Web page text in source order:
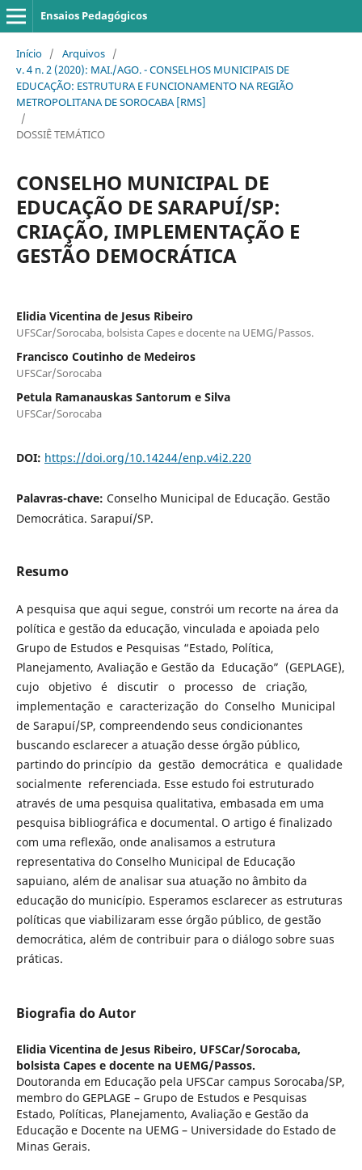
Ensaios Pedagógicos
Início / Arquivos /
v. 4 n. 2 (2020): MAI./AGO. - CONSELHOS MUNICIPAIS DE
EDUCAÇÃO: ESTRUTURA E FUNCIONAMENTO NA REGIÃO
METROPOLITANA DE SOROCABA [RMS]
/
DOSSIÊ TEMÁTICO
CONSELHO MUNICIPAL DE
EDUCAÇÃO DE SARAPUÍ/SP:
CRIAÇÃO, IMPLEMENTAÇÃO E
GESTÃO DEMOCRÁTICA
Elidia Vicentina de Jesus Ribeiro
UFSCar/Sorocaba, bolsista Capes e docente na UEMG/Passos.
Francisco Coutinho de Medeiros
UFSCar/Sorocaba
Petula Ramanauskas Santorum e Silva
UFSCar/Sorocaba
DOI: https://doi.org/10.14244/enp.v4i2.220
Palavras-chave: Conselho Municipal de Educação. Gestão
Democrática. Sarapuí/SP.
Resumo
A pesquisa que aqui segue, constrói um recorte na área da
política e gestão da educação, vinculada e apoiada pelo
Grupo de Estudos e Pesquisas “Estado, Política,
Planejamento, Avaliação e Gestão da Educação” (GEPLAGE),
cujo objetivo é discutir o processo de criação,
implementação e caracterização do Conselho Municipal
de Sarapuí/SP, compreendendo seus condicionantes
buscando esclarecer a atuação desse órgão público,
partindo do princípio da gestão democrática e qualidade
socialmente referenciada. Esse estudo foi estruturado
através de uma pesquisa qualitativa, embasada em uma
pesquisa bibliográfica e documental. O artigo é finalizado
com uma reflexão, onde analisamos a estrutura
representativa do Conselho Municipal de Educação
sapuiano, além de analisar sua atuação no âmbito da
educação do município. Esperamos esclarecer as estruturas
políticas que viabilizaram esse órgão público, de gestão
democrática, além de contribuir para o diálogo sobre suas
práticas.
Biografia do Autor
Elidia Vicentina de Jesus Ribeiro, UFSCar/Sorocaba,
bolsista Capes e docente na UEMG/Passos.
Doutoranda em Educação pela UFSCar campus Sorocaba/SP,
membro do GEPLAGE – Grupo de Estudos e Pesquisas
Estado, Políticas, Planejamento, Avaliação e Gestão da
Educação e Docente na UEMG – Universidade do Estado de
Minas Gerais.